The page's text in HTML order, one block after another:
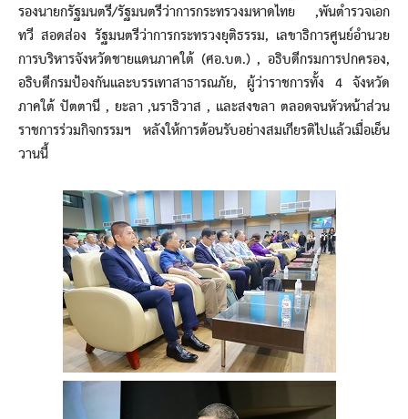
รองนายกรัฐมนตรี/รัฐมนตรีว่าการกระทรวงมหาดไทย ,พันตำรวจเอก
ทวี สอดส่อง รัฐมนตรีว่าการกระทรวงยุติธรรม, เลขาธิการศูนย์อำนวย
การบริหารจังหวัดชายแดนภาคใต้ (ศอ.บต.) , อธิบดีกรมการปกครอง,
อธิบดีกรมป้องกันและบรรเทาสาธารณภัย, ผู้ว่าราชการทั้ง 4 จังหวัด
ภาคใต้ ปัตตานี , ยะลา ,นราธิวาส , และสงขลา ตลอดจนหัวหน้าส่วน
ราชการร่วมกิจกรรมฯ หลังให้การต้อนรับอย่างสมเกียรติไปแล้วเมื่อเย็น
วานนี้